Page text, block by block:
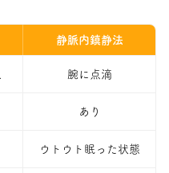
静脈内鎮静法
腕に点滴
あり
ウトウト眠った状態